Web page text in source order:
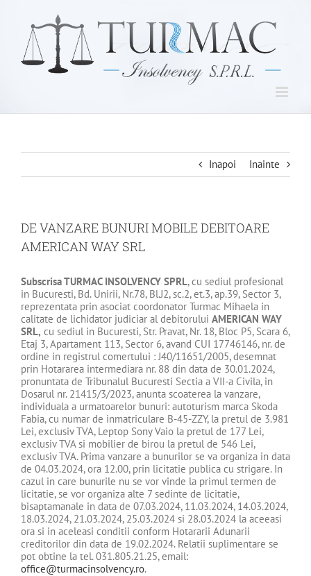
content
Inapoi Inainte
DE VANZARE BUNURI MOBILE DEBITOARE
AMERICAN WAY SRL
SubscrisaTURMAC INSOLVENCY SPRL, cu sediul profesional
in Bucuresti, Bd. Unirii, Nr.78, Bl.J2, sc.2, et.3, ap.39, Sector 3,
reprezentata prin asociat coordonator Turmac Mihaela in
calitate de lichidator judiciar al debitorului AMERICAN WAY
SRL, cu sediul in Bucuresti, Str. Pravat, Nr. 18, Bloc P5, Scara 6,
Etaj 3, Apartament 113, Sector 6, avand CUI 17746146, nr. de
ordine in registrul comertului : J40/11651/2005, desemnat
prin Hotararea intermediara nr. 88 din data de 30.01.2024,
pronuntata de Tribunalul Bucuresti Sectia a VII-a Civila, in
Dosarul nr. 21415/3/2023, anunta scoaterea la vanzare,
individuala a urmatoarelor bunuri: autoturism marca Skoda
Fabia, cu numar de inmatriculare B-45-ZZY, la pretul de 3.981
Lei, exclusiv TVA, Leptop Sony Vaio la pretul de 177 Lei,
exclusiv TVA si mobilier de birou la pretul de 546 Lei,
exclusiv TVA. Prima vanzare a bunurilor se va organiza in data
de 04.03.2024, ora 12.00, prin licitatie publica cu strigare. In
cazul in care bunurile nu se vor vinde la primul termen de
licitatie, se vor organiza alte 7 sedinte de licitatie,
bisaptamanale in data de 07.03.2024, 11.03.2024, 14.03.2024,
18.03.2024, 21.03.2024, 25.03.2024 si 28.03.2024 la aceeasi
ora si in aceleasi conditii conform Hotararii Adunarii
creditorilor din data de 19.02.2024. Relatii suplimentare se
pot obtine la tel. 031.805.21.25, email:
office@turmacinsolvency.ro.